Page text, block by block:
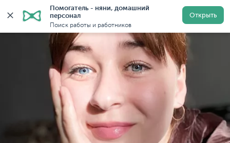
Помогатель - няни, домашний
персонал
Поиск работы и работников
Открыть
Главная Сиделки Сиделки в Санкт-Петербурге